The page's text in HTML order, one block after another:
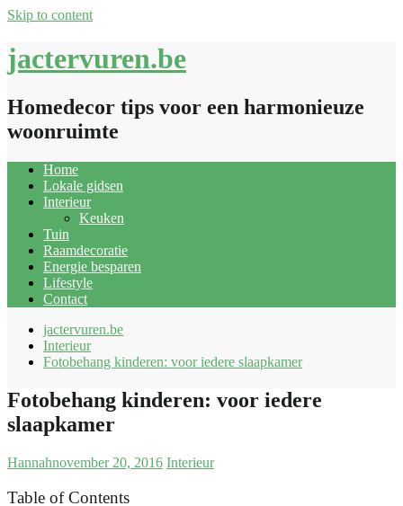
Skip to content
jactervuren.be
Homedecor tips voor een harmonieuze
woonruimte
Home
Lokale gidsen
Interieur
Keuken
Tuin
Raamdecoratie
Energie besparen
Lifestyle
Contact
jactervuren.be
Interieur
Fotobehang kinderen: voor iedere slaapkamer
Fotobehang kinderen: voor iedere
slaapkamer
Hannahnovember 20, 2016 Interieur
Table of Contents